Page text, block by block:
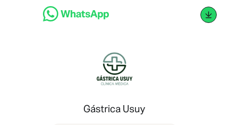
Gástrica Usuy